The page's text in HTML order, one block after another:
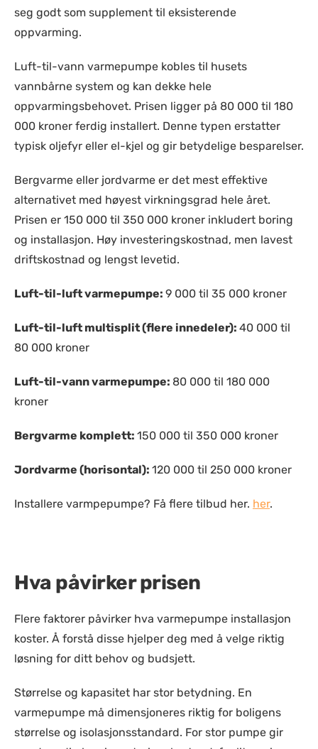
seg godt som supplement til eksisterende
oppvarming.
Luft-til-vann varmepumpe kobles til husets
vannbårne system og kan dekke hele
oppvarmingsbehovet. Prisen ligger på 80 000 til 180
000 kroner ferdig installert. Denne typen erstatter
typisk oljefyr eller el-kjel og gir betydelige besparelser.
Bergvarme eller jordvarme er det mest effektive
alternativet med høyest virkningsgrad hele året.
Prisen er 150 000 til 350 000 kroner inkludert boring
og installasjon. Høy investeringskostnad, men lavest
driftskostnad og lengst levetid.
Luft-til-luft varmepumpe: 9 000 til 35 000 kroner
Luft-til-luft multisplit (flere innedeler): 40 000 til
80 000 kroner
Luft-til-vann varmepumpe: 80 000 til 180 000
kroner
Bergvarme komplett: 150 000 til 350 000 kroner
Jordvarme (horisontal): 120 000 til 250 000 kroner
Installere varmpepumpe? Få flere tilbud her. her.
Hva påvirker prisen
Flere faktorer påvirker hva varmepumpe installasjon
koster. Å forstå disse hjelper deg med å velge riktig
løsning for ditt behov og budsjett.
Størrelse og kapasitet har stor betydning. En
varmepumpe må dimensjoneres riktig for boligens
størrelse og isolasjonsstandard. For stor pumpe gir